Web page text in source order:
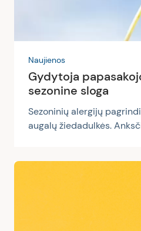
Naujienos
Gydytoja
sezonine sloga
Sezoninių alergijų
augalų žiedadulkės.
žiedadulkių
žiedadulkių. Vasaros
negalavimus gali lemti ir
pavasarinis namų